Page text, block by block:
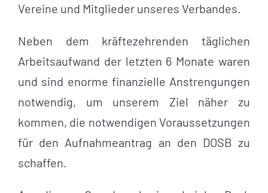
Vereine und Mitglieder unseres Verbandes.
Neben dem kräftezehrenden täglichen
Arbeitsaufwand der letzten 6 Monate waren
und sind enorme finanzielle Anstrengungen
notwendig, um unserem Ziel näher zu
kommen, die notwendigen Voraussetzungen
für den Aufnahmeantrag an den DOSB zu
schaffen.